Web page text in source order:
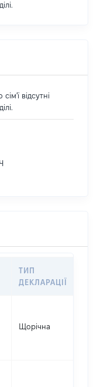
відсутні
ТИП
ДЕКЛАРАЦІЇ
Щорічна